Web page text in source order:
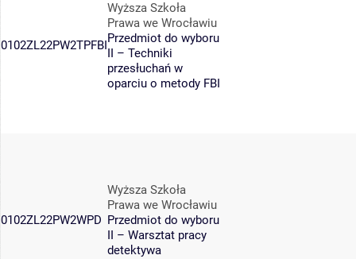
0102ZL22PW2TPFBI
Wyższa Szkoła
Prawa we Wrocławiu
Przedmiot do wyboru
II – Techniki
przesłuchań w
oparciu o metody FBI
0102ZL22PW2WPD
Wyższa Szkoła
Prawa we Wrocławiu
Przedmiot do wyboru
II – Warsztat pracy
detektywa